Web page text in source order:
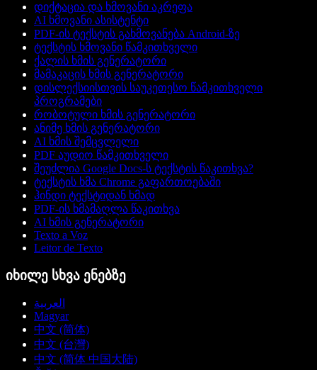
დიქტაცია და ხმოვანი აკრეფა
AI ხმოვანი ასისტენტი
PDF-ის ტექსტის გახმოვანება Android-ზე
ტექსტის ხმოვანი წამკითხველი
ქალის ხმის გენერატორი
მამაკაცის ხმის გენერატორი
დისლექსიისთვის საუკეთესო წამკითხველი
პროგრამები
რობოტული ხმის გენერატორი
ანიმე ხმის გენერატორი
AI ხმის შემცვლელი
PDF აუდიო წამკითხველი
შეუძლია Google Docs-ს ტექსტის წაკითხვა?
ტექსტის ხმა Chrome გაფართოებაში
ჰინდი ტექსტიდან ხმად
PDF-ის ხმამაღლა წაკითხვა
AI ხმის გენერატორი
Texto a Voz
Leitor de Texto
იხილე სხვა ენებზე
العربية
Magyar
中文 (简体)
中文 (台灣)
中文 (简体 中国大陆)